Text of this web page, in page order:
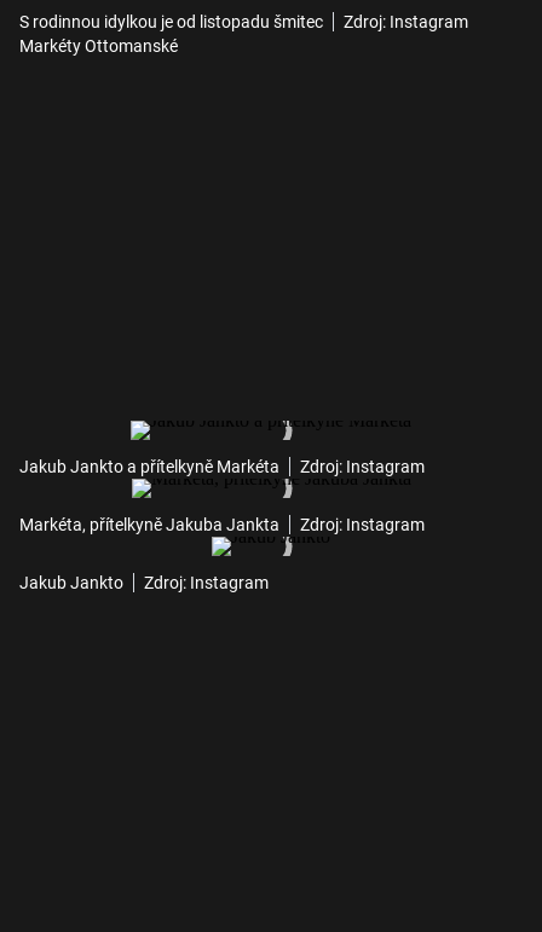
S rodinnou idylkou je od listopadu šmitec
Zdroj: Instagram
Markéty Ottomanské
Jakub Jankto a přítelkyně Markéta Zdroj: Instagram
Markéta, přítelkyně Jakuba Jankta Zdroj: Instagram
Jakub Jankto Zdroj: Instagram